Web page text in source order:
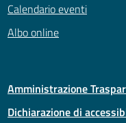
Calendario eventi
Albo online
Amministrazione
Dichiarazione di